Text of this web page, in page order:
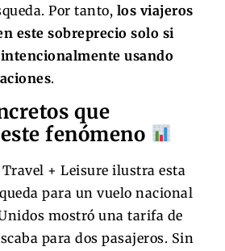
Por tanto, los viajeros
este sobreprecio solo si
usando
.
que
fenómeno
+ Leisure ilustra esta
para un vuelo nacional
mostró una tarifa de
para dos pasajeros. Sin